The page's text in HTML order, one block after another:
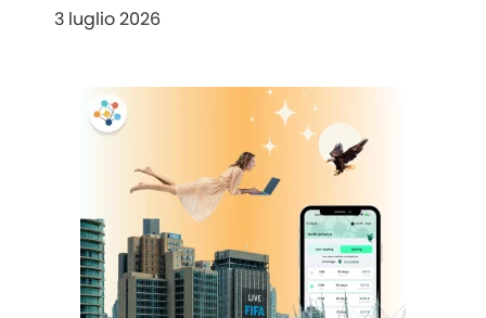
3 luglio 2026